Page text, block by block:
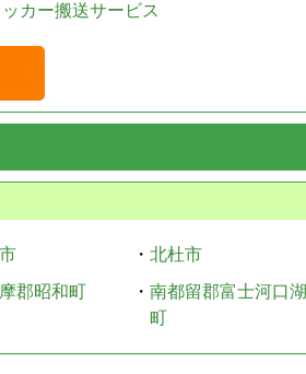
カー搬送サービス
・ 北杜市
郡昭和町
・ 南都留郡富士河口湖
町